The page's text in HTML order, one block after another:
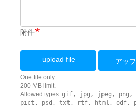
附件
upload file アッ
One file only.
200 MB limit.
Allowed types: gif, jpg, jpeg, png,
pict, psd, txt, rtf, html, odf,